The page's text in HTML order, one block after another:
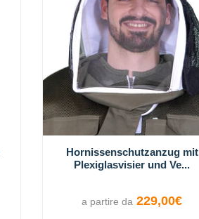
Hornissenschutzanzug mit
Plexiglasvisier und Ve...
VISUALIZZA LE OPZIONI
a partire da 229,00€